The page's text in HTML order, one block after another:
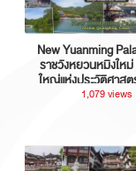
New Yuanming
ราชวังหยวนหมิงให
ใหญ่แห่งประวัติศาส
กวางตุ้ง ประเทศ
1,079 views